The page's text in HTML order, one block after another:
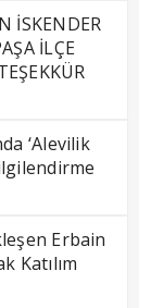
İSKENDER
İLÇE
‘Alevilik
Erbain
Katılım